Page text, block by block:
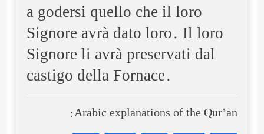
a godersi quello che il loro
Signore avrà dato loro. Il loro
Signore li avrà preservati dal
castigo della Fornace.
Arabic explanations of the Qur’an: